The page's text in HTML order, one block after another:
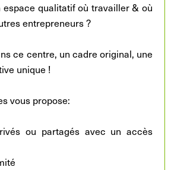
espace qualitatif où travailler & où
entrepreneurs ?
ce centre, un cadre original, une
unique !
vous propose:
ou partagés avec un accès